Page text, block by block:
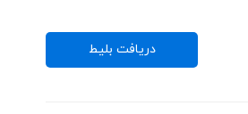
دریافت بلیط